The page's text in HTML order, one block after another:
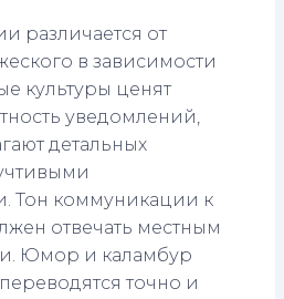
различается от
в зависимости
культуры ценят
уведомлений,
детальных
Тон коммуникации к
отвечать местным
Юмор и каламбур
точно и